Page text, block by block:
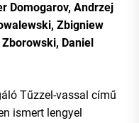
Domogarov, Andrzej
Zbigniew
Daniel
Tűzzel-vassal című
ismert lengyel